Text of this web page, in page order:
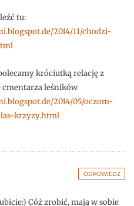
tu:
2014/11/chodzi-
króciutką relację z
cmentarza leśników
2014/05/oczom-
krzyzy.html
ODPOWIEDZ
Cóż zrobić, mają w sobie